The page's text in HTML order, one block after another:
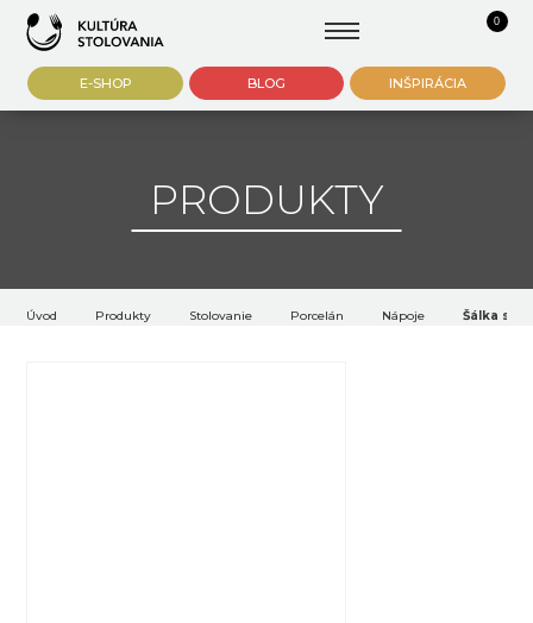
0
E-SHOP BLOG INŠPIRÁCIA
PRODUKTY
Úvod Produkty Stolovanie Porcelán Nápoje Šálka s